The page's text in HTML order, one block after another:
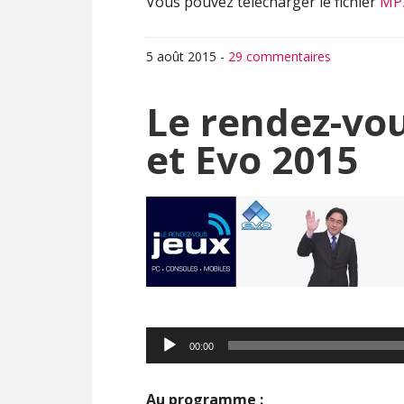
5 août 2015 - 29 commentaires
Le rendez-
et Evo 2015
Lecteur
audio
00:00
Au programme :